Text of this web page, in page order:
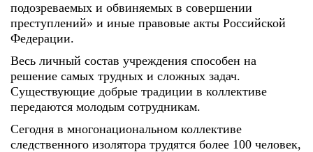
подозреваемых и обвиняемых в совершении
преступлений» и иные правовые акты Российской
Федерации.
Весь личный состав учреждения способен на
решение самых трудных и сложных задач.
Существующие добрые традиции в коллективе
передаются молодым сотрудникам.
Сегодня в многонациональном коллективе
следственного изолятора трудятся более 100 человек,